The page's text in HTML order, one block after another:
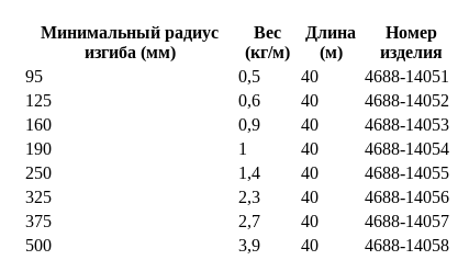
Минимальный радиус
изгиба (мм)
Вес
(кг/м)
Длина
(м)
Номер
изделия
95 0,5 40
4688-14051
125 0,6 40
4688-14052
160 0,9 40
4688-14053
190 1 40
4688-14054
250 1,4 40
4688-14055
325 2,3 40
4688-14056
375 2,7 40
4688-14057
500 3,9 40
4688-14058